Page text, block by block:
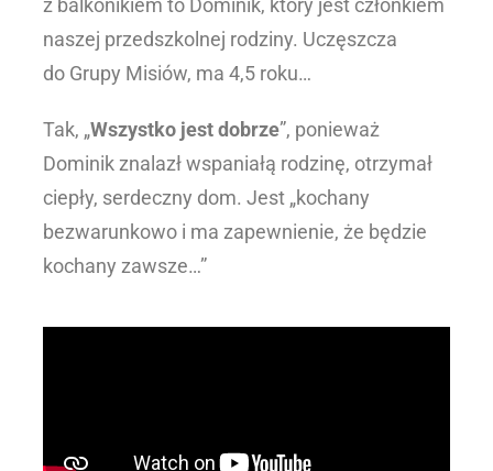
z balkonikiem to Dominik, który jest członkiem
naszej przedszkolnej rodziny. Uczęszcza
do Grupy Misiów, ma 4,5 roku…
Tak, „Wszystko jest dobrze”, ponieważ
Dominik znalazł wspaniałą rodzinę, otrzymał
ciepły, serdeczny dom. Jest „kochany
bezwarunkowo i ma zapewnienie, że będzie
kochany zawsze…”